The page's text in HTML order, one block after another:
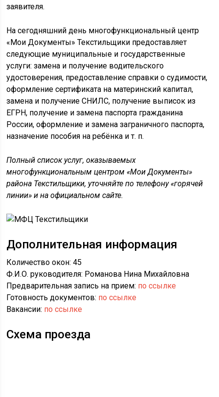
заявителя.
На сегодняшний день многофункциональный центр
«Мои Документы» Текстильщики предоставляет
следующие муниципальные и государственные
услуги: замена и получение водительского
удостоверения, предоставление справки о судимости,
оформление сертификата на материнский капитал,
замена и получение СНИЛС, получение выписок из
ЕГРН, получение и замена паспорта гражданина
России, оформление и замена заграничного паспорта,
назначение пособия на ребёнка и т. п.
Полный список услуг, оказываемых
многофункциональным центром «Мои Документы»
района Текстильщики, уточняйте по телефону «горячей
линии» и на официальном сайте.
Дополнительная информация
Количество окон: 45
Ф.И.О. руководителя: Романова Нина Михайловна
Предварительная запись на прием: по ссылке
Готовность документов: по ссылке
Вакансии: по ссылке
Схема проезда